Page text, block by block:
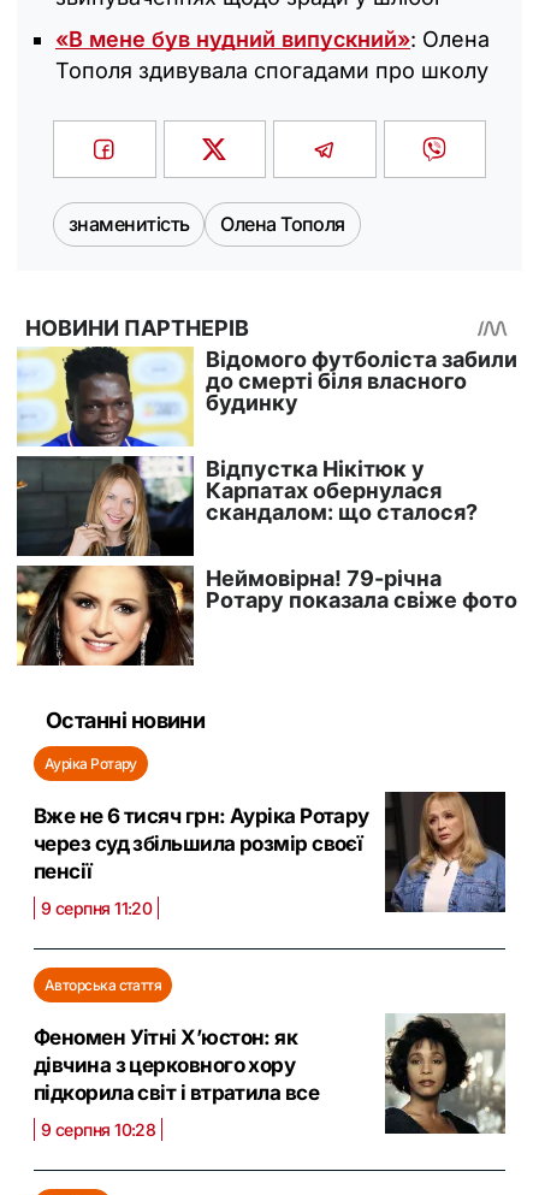
«В мене був нудний випускний»: Олена
Тополя здивувала спогадами про школу
знаменитість Олена Тополя
Останні новини
Ауріка Ротару
Вже не 6 тисяч грн: Ауріка Ротару
через суд збільшила розмір своєї
пенсії
9 серпня 11:20
Авторська стаття
Феномен Уітні Х’юстон: як
дівчина з церковного хору
підкорила світ і втратила все
9 серпня 10:28